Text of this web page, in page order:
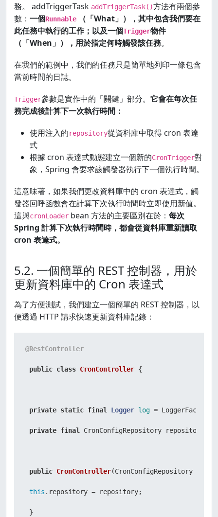
.orElseThrow(() -> new RuntimeException("Cron
return new CronTrigger
}
}
務。 addTriggerTask addTriggerTask()方法有兩個參
數： 一個Runnable
（「What」），其中包含我們要在
此任務中執行的工作；以及一個Trigger物件
（「When」），用於指定何時觸發該任務。
在我們的範例中，我們的任務只是簡單地列印一條包含
當前時間的日誌。
Trigger參數是實作中的「關鍵」部分。 它會在每次任
務完成後計算下一次執行時間：
使用注入的repository從資料庫中取得 cron 表達
式
根據 cron 表達式動態建立一個新的CronTrigger對
象，Spring 會要求該觸發器執行下一個執行時間。
這意味著，如果我們更改資料庫中的 cron 表達式，觸
發器回呼函數會在計算下次執行時間時立即使用新值。
這與cronLoader bean 方法的主要區別在於： 每次
Spring 計算下次執行時間時，都會從資料庫重新讀取
cron 表達式。
5.2. 一個簡單的 REST 控制器，用於
更新資料庫中的 Cron 表達式
為了方便測試，我們建立一個簡單的 REST 控制器，以
便透過 HTTP 請求快速更新資料庫記錄：
@RestController
public class CronController {
private static final Logger log =
private final CronConfigRepository repository;
public CronController(CronConfigRepository
this .repository = repository;
}